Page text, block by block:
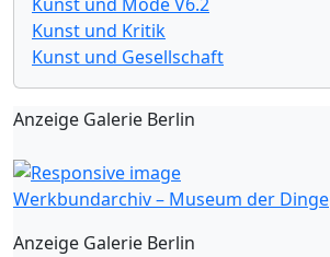
Kunst und Kritik
Kunst und Gesellschaft
Anzeige Galerie Berlin
Werkbundarchiv – Museum der Dinge
Anzeige Galerie Berlin